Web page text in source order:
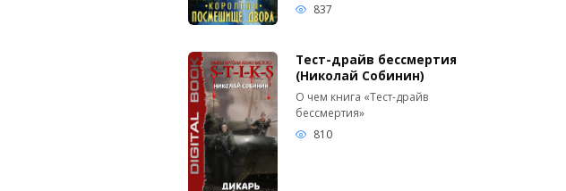
837
Тест-драйв бессмертия
(Николай Собинин)
О чем книга «Тест-драйв
бессмертия»
810